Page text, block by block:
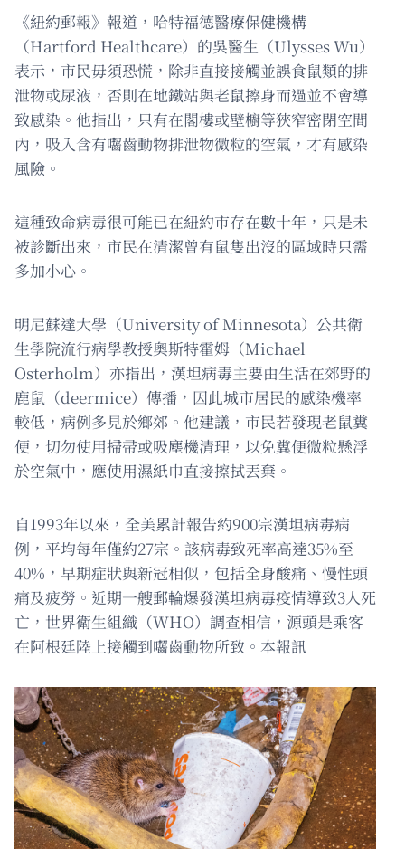
《紐約郵報》報道，哈特福德醫療保健機構
（Hartford Healthcare）的吳醫生（Ulysses Wu）
表示，市民毋須恐慌，除非直接接觸並誤食鼠類的排
泄物或尿液，否則在地鐵站與老鼠擦身而過並不會導
致感染。他指出，只有在閣樓或壁櫥等狹窄密閉空間
內，吸入含有囓齒動物排泄物微粒的空氣，才有感染
風險。
這種致命病毒很可能已在紐約市存在數十年，只是未
被診斷出來，市民在清潔曾有鼠隻出沒的區域時只需
多加小心。
明尼蘇達大學（University of Minnesota）公共衛
生學院流行病學教授奧斯特霍姆（Michael
Osterholm）亦指出，漢坦病毒主要由生活在郊野的
鹿鼠（deermice）傳播，因此城市居民的感染機率
較低，病例多見於鄉郊。他建議，市民若發現老鼠糞
便，切勿使用掃帚或吸塵機清理，以免糞便微粒懸浮
於空氣中，應使用濕紙巾直接擦拭丟棄。
自1993年以來，全美累計報告約900宗漢坦病毒病
例，平均每年僅約27宗。該病毒致死率高達35%至
40%，早期症狀與新冠相似，包括全身酸痛、慢性頭
痛及疲勞。近期一艘郵輪爆發漢坦病毒疫情導致3人死
亡，世界衛生組織（WHO）調查相信，源頭是乘客
在阿根廷陸上接觸到囓齒動物所致。本報訊